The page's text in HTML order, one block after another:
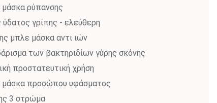
ρύπανσης
γρίπης - ελεύθερη
μπλε μάσκα αντι ιών
των βακτηριδίων γύρης σκόνης
προστατευτική χρήση
μάσκα προσώπου υφάσματος
3 στρώμα